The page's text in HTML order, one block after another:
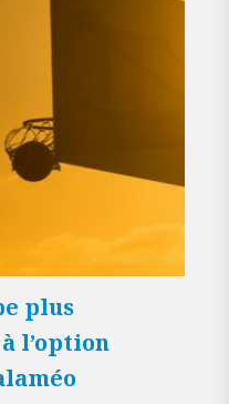
plus
l’option